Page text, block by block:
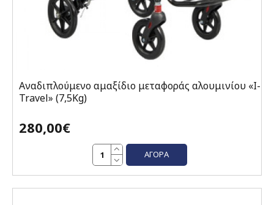
Αναδιπλούμενο αμαξίδιο μεταφοράς αλουμινίου «I-
Travel» (7,5Kg)
280,00€
ΑΓΟΡΆ